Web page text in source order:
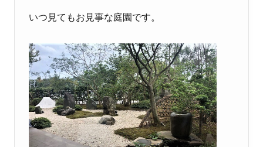
いつ見てもお見事な庭園です。